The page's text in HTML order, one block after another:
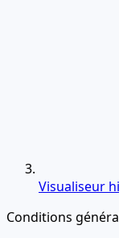
Visualiseur
Conditions